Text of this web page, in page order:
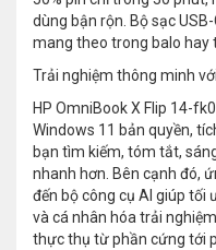
dùng bận rộn. Bộ sạc
mang theo trong balo hay
Trải nghiệm thông minh
HP OmniBook X Flip 14-
Windows 11 bản quyền,
bạn tìm kiếm, tóm tắt,
nhanh hơn. Bên cạnh đó,
đến bộ công cụ AI giúp tối
và cá nhân hóa trải
thực thụ từ phần cứng tới